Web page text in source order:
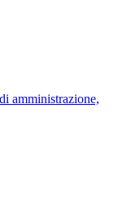
amministrazione,